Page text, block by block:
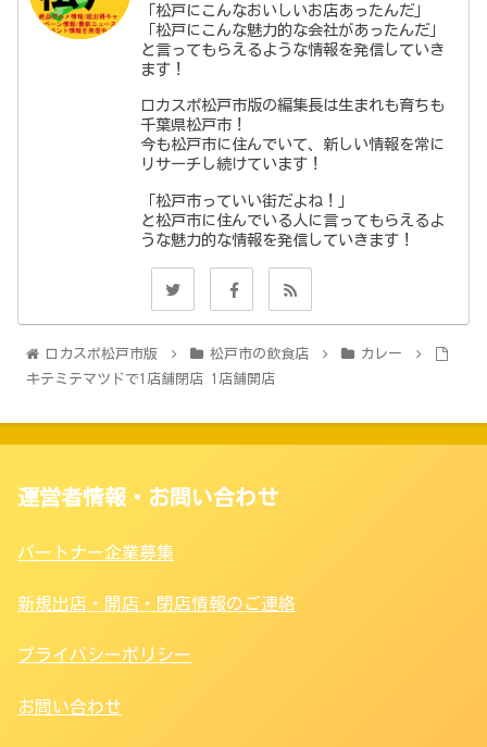
「松戸にこんなおいしいお店あったんだ」
「松戸にこんな魅力的な会社があったんだ」
と言ってもらえるような情報を発信していき
ます！
ロカスポ松戸市版の編集長は生まれも育ちも
千葉県松戸市！
今も松戸市に住んでいて、新しい情報を常に
リサーチし続けています！
「松戸市っていい街だよね！」
と松戸市に住んでいる人に言ってもらえるよ
うな魅力的な情報を発信していきます！
ロカスポ松戸市版 松戸市の飲食店
カレー
キテミテマツドで1店舗閉店 1店舗開店
運営者情報・お問い合わせ
パートナー企業募集
新規出店・開店・閉店情報のご連絡
プライバシーポリシー
お問い合わせ